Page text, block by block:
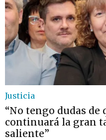
Justicia
“No tengo dudas de
continuará la gran
saliente”